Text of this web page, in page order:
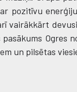
pozitīvu
vairākkārt
Ogres
un pilsētas